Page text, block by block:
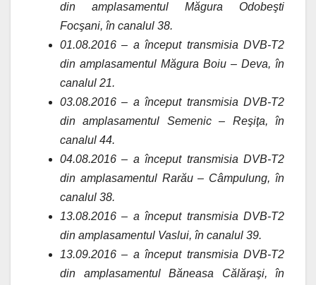
din amplasamentul Măgura Odobeşti
Focşani, în canalul 38.
01.08.2016 – a început transmisia DVB-T2
din amplasamentul Măgura Boiu – Deva, în
canalul 21.
03.08.2016 – a început transmisia DVB-T2
din amplasamentul Semenic – Reşiţa, în
canalul 44.
04.08.2016 – a început transmisia DVB-T2
din amplasamentul Rarău – Câmpulung, în
canalul 38.
13.08.2016 – a început transmisia DVB-T2
din amplasamentul Vaslui, în canalul 39.
13.09.2016 – a început transmisia DVB-T2
din amplasamentul Băneasa Călăraşi, în